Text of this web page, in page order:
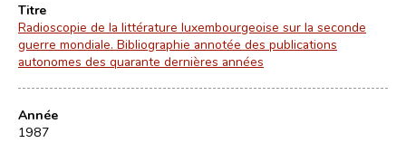
Titre
Radioscopie de la littérature luxembourgeoise sur la seconde
guerre mondiale. Bibliographie annotée des publications
autonomes des quarante dernières années
Année
1987